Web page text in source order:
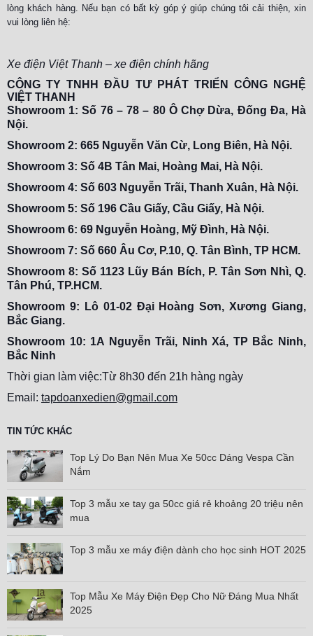
lòng khách hàng. Nếu bạn có bất kỳ góp ý giúp chúng tôi cải thiện, xin
vui lòng liên hệ:
Xe điện Việt Thanh – xe điện chính hãng
CÔNG TY TNHH ĐẦU TƯ PHÁT TRIỂN CÔNG NGHỆ
VIỆT THANH
Showroom 1: Số 76 – 78 – 80 Ô Chợ Dừa, Đống Đa, Hà
Nội.
Showroom 2: 665 Nguyễn Văn Cừ, Long Biên, Hà Nội.
Showroom 3: Số 4B Tân Mai, Hoàng Mai, Hà Nội.
Showroom 4: Số 603 Nguyễn Trãi, Thanh Xuân, Hà Nội.
Showroom 5: Số 196 Cầu Giấy, Cầu Giấy, Hà Nội.
Showroom 6: 69 Nguyễn Hoàng, Mỹ Đình, Hà Nội.
Showroom 7: Số 660 Âu Cơ, P.10, Q. Tân Bình, TP HCM.
Showroom 8: Số 1123 Lũy Bán Bích, P. Tân Sơn Nhì, Q.
Tân Phú, TP.HCM.
Showroom 9: Lô 01-02 Đại Hoàng Sơn, Xương Giang,
Bắc Giang.
Showroom 10: 1A Nguyễn Trãi, Ninh Xá, TP Bắc Ninh,
Bắc Ninh
Thời gian làm việc:Từ 8h30 đến 21h hàng ngày
Email: tapdoanxedien@gmail.com
TIN TỨC KHÁC
Top Lý Do Bạn Nên Mua Xe 50cc Dáng Vespa Cần
Nắm
Top 3 mẫu xe tay ga 50cc giá rẻ khoảng 20 triệu nên
mua
Top 3 mẫu xe máy điện dành cho học sinh HOT 2025
Top Mẫu Xe Máy Điện Đẹp Cho Nữ Đáng Mua Nhất
2025